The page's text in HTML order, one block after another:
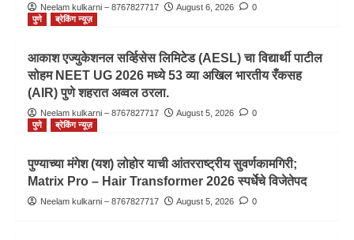
Neelam kulkarni – 8767827717 August 6, 2026
0
पुणे
ब्रेकिंग न्यूज़
आकाश एज्युकेशनल सर्व्हिसेस लिमिटेड (AESL) चा विद्यार्थी पाटील
सोहम NEET UG 2026 मध्ये 53 व्या अखिल भारतीय रँकसह
(AIR) पुणे शहरात अव्वल ठरला.
Neelam kulkarni – 8767827717 August 5, 2026
0
पुणे
ब्रेकिंग न्यूज़
पुण्याच्या मंगेश (यश) लोहोर याची आंतरराष्ट्रीय सुवर्णकामगिरी;
Matrix Pro – Hair Transformer 2026 स्पर्धेचे विजेतेपद
Neelam kulkarni – 8767827717 August 5, 2026 0